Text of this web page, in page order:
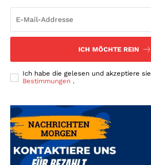
ICH MÖCHTE REIN
Ich habe die gelesen und akzeptiere sie
Bestimmungen .